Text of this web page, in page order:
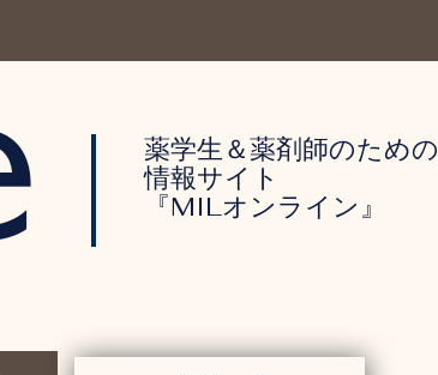
薬学生＆薬剤師のための
情報サイト
『MILオンライン』